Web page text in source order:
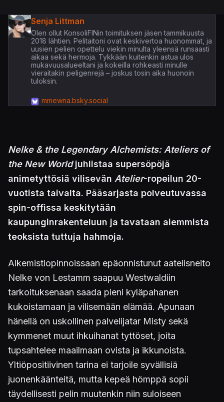
Senja Littman
Olen ollut KonsoliFINin toimituksen jäsen tammikuusta
2018 lähtien. Pelitaitoni ovat keskivertoa huonommat, ja
uusien pelien opettelu viekin minulta yleensä runsaasti
aikaa sekä hermoja. Tykkään kuitenkin astua ulos
mukavuusalueeltani ja kokeilla rohkeasti minulle
vieraitakin peligenrejä – joskus tosin aika huonoin
tuloksin.
mmewna.bsky.social
Nelke & the Legendary Alchemists: Ateliers of
the New Worldjuhlistaa supersöpöjä
animetyttösiä vilisevän Atelier-ropeilun 20-
vuotista taivalta. Pääsarjasta polveutuvassa
spin-offissa keskitytään
kaupunginrakenteluun ja tavataan aiemmista
teoksista tuttuja hahmoja.
Alkemistiopinnoissaan epäonnistunut aatelisneito
Nelke von Lestamm saapuu Westwaldiin
tarkoituksenaan saada pieni kyläpahanen
kukoistamaan ja vilisemään elämää. Apunaan
hänellä on uskollinen palvelijatar Misty sekä
kymmenet muut ihkuihanat tyttöset, joita
tupsahtelee maailmaan ovista ja ikkunoista.
Yltiöpositiivinen tarina ei tarjoile syvällisiä
juonenkäänteitä, mutta kepeä hömppä sopii
täydellisesti pelin muutenkin niin suloiseen